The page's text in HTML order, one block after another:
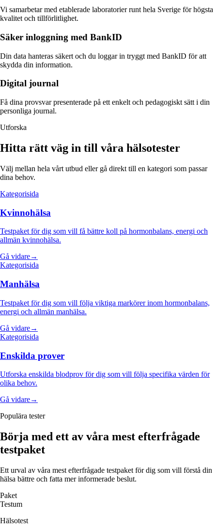
Vi samarbetar med etablerade laboratorier runt hela Sverige för högsta
kvalitet och tillförlitlighet.
Säker inloggning med BankID
Din data hanteras säkert och du loggar in tryggt med BankID för att
skydda din information.
Digital journal
Få dina provsvar presenterade på ett enkelt och pedagogiskt sätt i din
personliga journal.
Utforska
Hitta rätt väg in till våra hälsotester
Välj mellan hela vårt utbud eller gå direkt till en kategori som passar
dina behov.
Kategorisida
Kvinnohälsa
Testpaket för dig som vill få bättre koll på hormonbalans, energi och
allmän kvinnohälsa.
Gå vidare→
Kategorisida
Manhälsa
Testpaket för dig som vill följa viktiga markörer inom hormonbalans,
energi och allmän manhälsa.
Gå vidare→
Kategorisida
Enskilda prover
Utforska enskilda blodprov för dig som vill följa specifika värden för
olika behov.
Gå vidare→
Populära tester
Börja med ett av våra mest efterfrågade
testpaket
Ett urval av våra mest efterfrågade testpaket för dig som vill förstå din
hälsa bättre och fatta mer informerade beslut.
Paket
Testum
Hälsotest